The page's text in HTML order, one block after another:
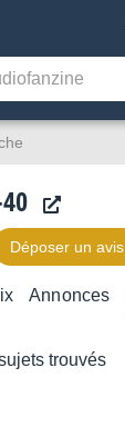
Déposer un avis
Annonces
trouvés